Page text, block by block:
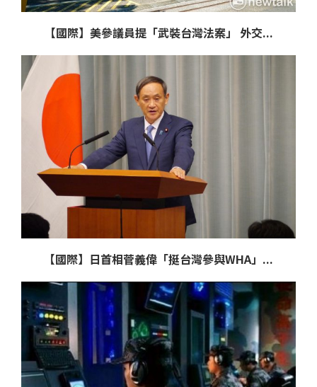
【國際】美參議員提「武裝台灣法案」 外交...
【國際】日首相菅義偉「挺台灣參與WHA」...